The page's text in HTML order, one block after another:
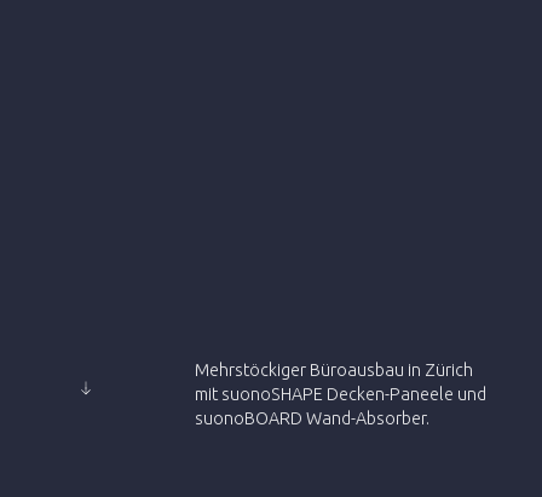
Mehrstöckiger Büroausbau in Zürich
mit suonoSHAPE Decken-Paneele und
suonoBOARD Wand-Absorber.